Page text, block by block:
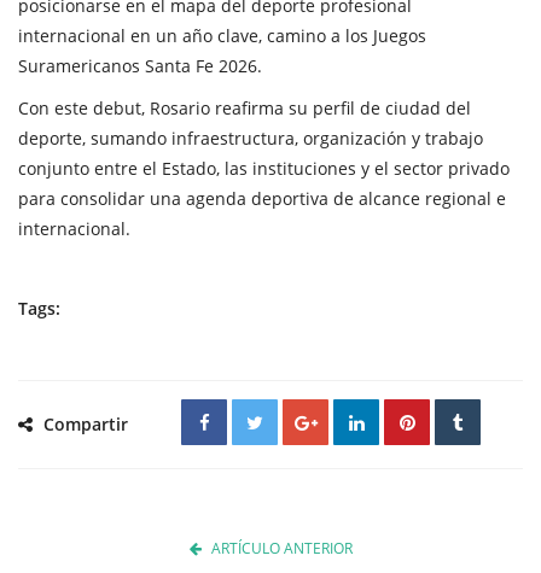
posicionarse en el mapa del deporte profesional
internacional en un año clave, camino a los Juegos
Suramericanos Santa Fe 2026.
Con este debut, Rosario reafirma su perfil de ciudad del
deporte, sumando infraestructura, organización y trabajo
conjunto entre el Estado, las instituciones y el sector privado
para consolidar una agenda deportiva de alcance regional e
internacional.
Tags:
Compartir
ARTÍCULO ANTERIOR